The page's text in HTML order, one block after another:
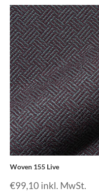
Woven 155 Live
€99,10 inkl. MwSt.